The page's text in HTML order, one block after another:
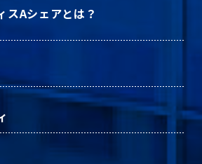
スAシェアとは？